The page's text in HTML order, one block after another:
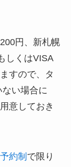
円、新札幌
しくはVISA
すので、タ
い場合に
意しておき
約制 で限り